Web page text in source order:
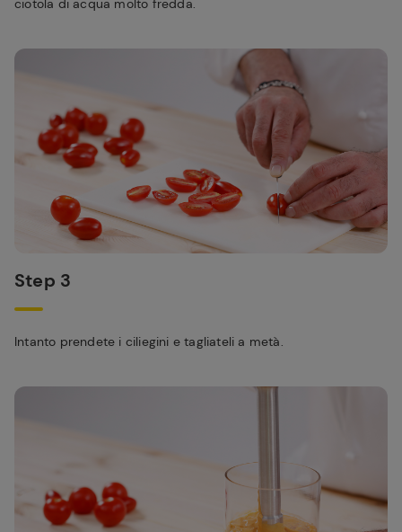
ciotola di acqua molto fredda.
Step 3
Intanto prendete i ciliegini e tagliateli a metà.